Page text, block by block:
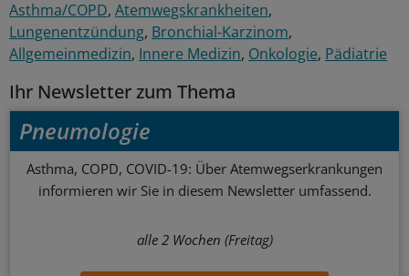
Asthma/COPD Atemwegskrankheiten
Lungenentzündung Bronchial-Karzinom
Allgemeinmedizin Innere Medizin Onkologie Pädiatrie
Ihr Newsletter zum Thema
Pneumologie
Asthma, COPD, COVID-19: Über Atemwegserkrankungen
informieren wir Sie in diesem Newsletter umfassend.
alle 2 Wochen (Freitag)